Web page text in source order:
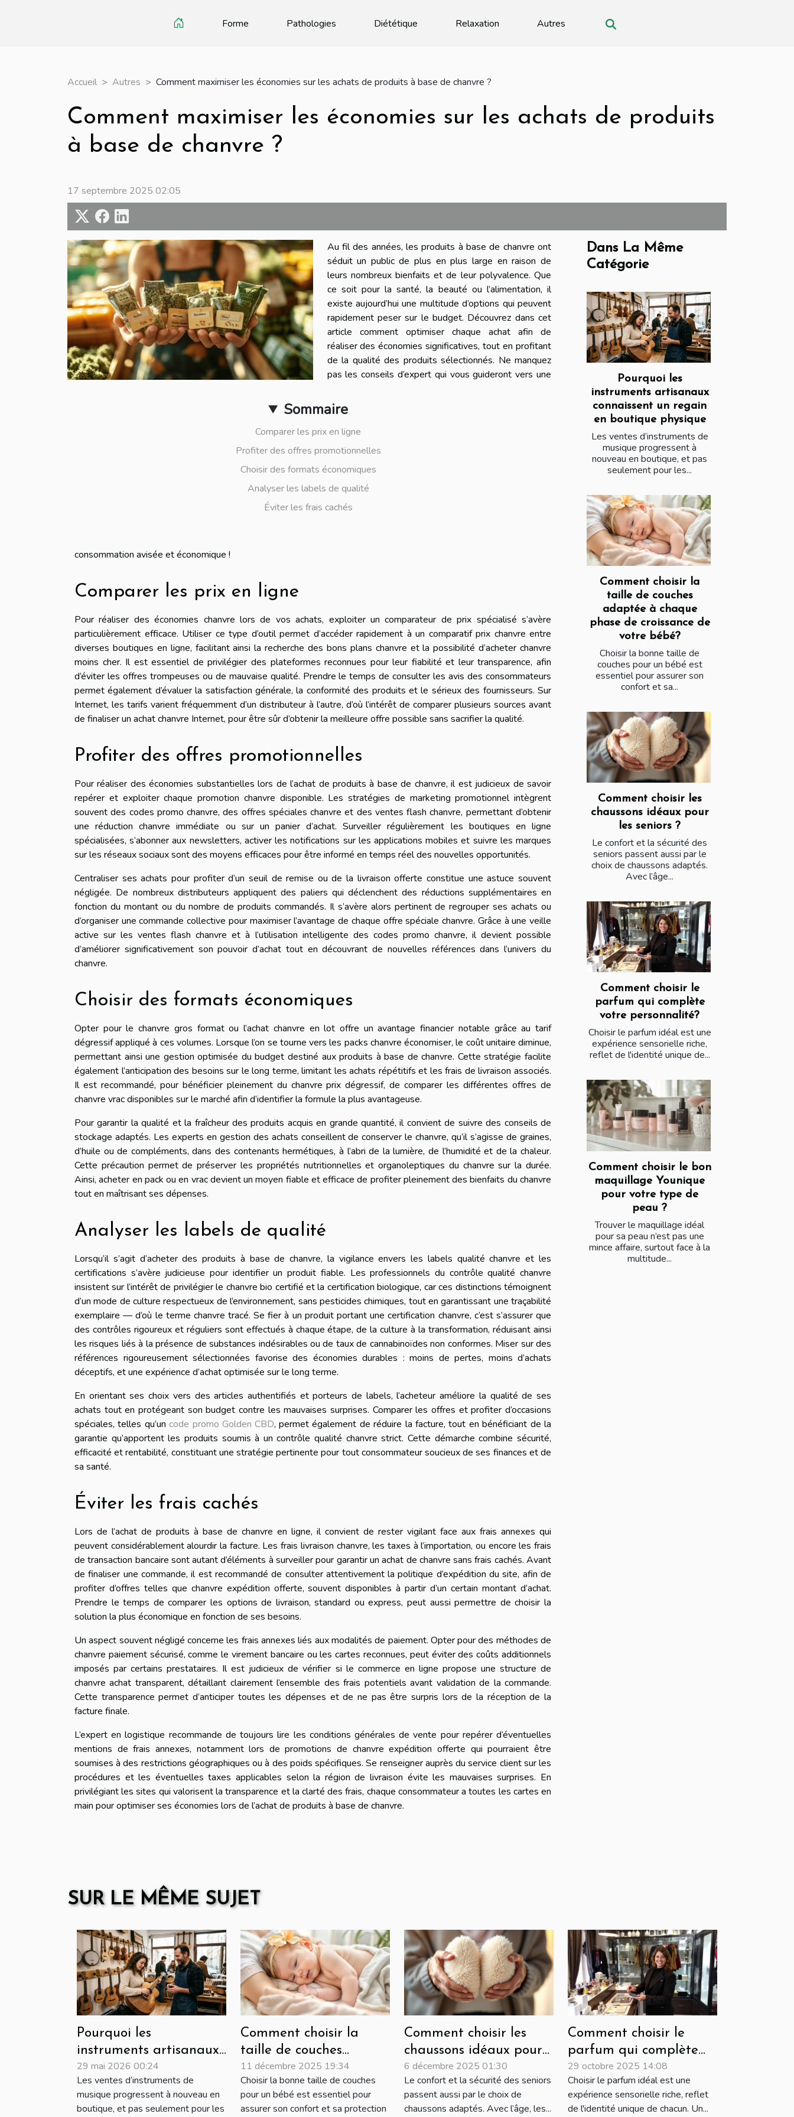
Forme Pathologies Diététique Relaxation Autres
Accueil Autres Comment maximiser les économies sur les achats de produits à base de chanvre ?
Comment maximiser les économies sur les achats de produits
à base de chanvre ?
17 septembre 2025 02:05
Sommaire
Comparer les prix en ligne
Profiter des offres promotionnelles
Choisir des formats économiques
Analyser les labels de qualité
Éviter les frais cachés
Au fil des années, les produits à base de chanvre ont
séduit un public de plus en plus large en raison de
leurs nombreux bienfaits et de leur polyvalence. Que
ce soit pour la santé, la beauté ou l’alimentation, il
existe aujourd’hui une multitude d’options qui peuvent
rapidement peser sur le budget. Découvrez dans cet
article comment optimiser chaque achat afin de
réaliser des économies significatives, tout en profitant
de la qualité des produits sélectionnés. Ne manquez
pas les conseils d’expert qui vous guideront vers une
consommation avisée et économique !
Comparer les prix en ligne
Pour réaliser des économies chanvre lors de vos achats, exploiter un comparateur de prix spécialisé s’avère
particulièrement efficace. Utiliser ce type d’outil permet d’accéder rapidement à un comparatif prix chanvre entre
diverses boutiques en ligne, facilitant ainsi la recherche des bons plans chanvre et la possibilité d’acheter chanvre
moins cher. Il est essentiel de privilégier des plateformes reconnues pour leur fiabilité et leur transparence, afin
d’éviter les offres trompeuses ou de mauvaise qualité. Prendre le temps de consulter les avis des consommateurs
permet également d’évaluer la satisfaction générale, la conformité des produits et le sérieux des fournisseurs. Sur
Internet, les tarifs varient fréquemment d’un distributeur à l’autre, d’où l’intérêt de comparer plusieurs sources avant
de finaliser un achat chanvre Internet, pour être sûr d’obtenir la meilleure offre possible sans sacrifier la qualité.
Profiter des offres promotionnelles
Pour réaliser des économies substantielles lors de l’achat de produits à base de chanvre, il est judicieux de savoir
repérer et exploiter chaque promotion chanvre disponible. Les stratégies de marketing promotionnel intègrent
souvent des codes promo chanvre, des offres spéciales chanvre et des ventes flash chanvre, permettant d’obtenir
une réduction chanvre immédiate ou sur un panier d’achat. Surveiller régulièrement les boutiques en ligne
spécialisées, s’abonner aux newsletters, activer les notifications sur les applications mobiles et suivre les marques
sur les réseaux sociaux sont des moyens efficaces pour être informé en temps réel des nouvelles opportunités.
Centraliser ses achats pour profiter d’un seuil de remise ou de la livraison offerte constitue une astuce souvent
négligée. De nombreux distributeurs appliquent des paliers qui déclenchent des réductions supplémentaires en
fonction du montant ou du nombre de produits commandés. Il s’avère alors pertinent de regrouper ses achats ou
d’organiser une commande collective pour maximiser l’avantage de chaque offre spéciale chanvre. Grâce à une veille
active sur les ventes flash chanvre et à l’utilisation intelligente des codes promo chanvre, il devient possible
d’améliorer significativement son pouvoir d’achat tout en découvrant de nouvelles références dans l’univers du
chanvre.
Choisir des formats économiques
Opter pour le chanvre gros format ou l’achat chanvre en lot offre un avantage financier notable grâce au tarif
dégressif appliqué à ces volumes. Lorsque l’on se tourne vers les packs chanvre économiser, le coût unitaire diminue,
permettant ainsi une gestion optimisée du budget destiné aux produits à base de chanvre. Cette stratégie facilite
également l’anticipation des besoins sur le long terme, limitant les achats répétitifs et les frais de livraison associés.
Il est recommandé, pour bénéficier pleinement du chanvre prix dégressif, de comparer les différentes offres de
chanvre vrac disponibles sur le marché afin d’identifier la formule la plus avantageuse.
Pour garantir la qualité et la fraîcheur des produits acquis en grande quantité, il convient de suivre des conseils de
stockage adaptés. Les experts en gestion des achats conseillent de conserver le chanvre, qu’il s’agisse de graines,
d’huile ou de compléments, dans des contenants hermétiques, à l’abri de la lumière, de l’humidité et de la chaleur.
Cette précaution permet de préserver les propriétés nutritionnelles et organoleptiques du chanvre sur la durée.
Ainsi, acheter en pack ou en vrac devient un moyen fiable et efficace de profiter pleinement des bienfaits du chanvre
tout en maîtrisant ses dépenses.
Analyser les labels de qualité
Lorsqu’il s’agit d’acheter des produits à base de chanvre, la vigilance envers les labels qualité chanvre et les
certifications s’avère judicieuse pour identifier un produit fiable. Les professionnels du contrôle qualité chanvre
insistent sur l’intérêt de privilégier le chanvre bio certifié et la certification biologique, car ces distinctions témoignent
d’un mode de culture respectueux de l’environnement, sans pesticides chimiques, tout en garantissant une traçabilité
exemplaire — d’où le terme chanvre tracé. Se fier à un produit portant une certification chanvre, c’est s’assurer que
des contrôles rigoureux et réguliers sont effectués à chaque étape, de la culture à la transformation, réduisant ainsi
les risques liés à la présence de substances indésirables ou de taux de cannabinoïdes non conformes. Miser sur des
références rigoureusement sélectionnées favorise des économies durables : moins de pertes, moins d’achats
déceptifs, et une expérience d’achat optimisée sur le long terme.
En orientant ses choix vers des articles authentifiés et porteurs de labels, l’acheteur améliore la qualité de ses
achats tout en protégeant son budget contre les mauvaises surprises. Comparer les offres et profiter d’occasions
spéciales, telles qu’un code promo Golden CBD, permet également de réduire la facture, tout en bénéficiant de la
garantie qu’apportent les produits soumis à un contrôle qualité chanvre strict. Cette démarche combine sécurité,
efficacité et rentabilité, constituant une stratégie pertinente pour tout consommateur soucieux de ses finances et de
sa santé.
Éviter les frais cachés
Lors de l’achat de produits à base de chanvre en ligne, il convient de rester vigilant face aux frais annexes qui
peuvent considérablement alourdir la facture. Les frais livraison chanvre, les taxes à l’importation, ou encore les frais
de transaction bancaire sont autant d’éléments à surveiller pour garantir un achat de chanvre sans frais cachés. Avant
de finaliser une commande, il est recommandé de consulter attentivement la politique d’expédition du site, afin de
profiter d’offres telles que chanvre expédition offerte, souvent disponibles à partir d’un certain montant d’achat.
Prendre le temps de comparer les options de livraison, standard ou express, peut aussi permettre de choisir la
solution la plus économique en fonction de ses besoins.
Un aspect souvent négligé concerne les frais annexes liés aux modalités de paiement. Opter pour des méthodes de
chanvre paiement sécurisé, comme le virement bancaire ou les cartes reconnues, peut éviter des coûts additionnels
imposés par certains prestataires. Il est judicieux de vérifier si le commerce en ligne propose une structure de
chanvre achat transparent, détaillant clairement l’ensemble des frais potentiels avant validation de la commande.
Cette transparence permet d’anticiper toutes les dépenses et de ne pas être surpris lors de la réception de la
facture finale.
L’expert en logistique recommande de toujours lire les conditions générales de vente pour repérer d’éventuelles
mentions de frais annexes, notamment lors de promotions de chanvre expédition offerte qui pourraient être
soumises à des restrictions géographiques ou à des poids spécifiques. Se renseigner auprès du service client sur les
procédures et les éventuelles taxes applicables selon la région de livraison évite les mauvaises surprises. En
privilégiant les sites qui valorisent la transparence et la clarté des frais, chaque consommateur a toutes les cartes en
main pour optimiser ses économies lors de l’achat de produits à base de chanvre.
Dans La Même
Catégorie
Pourquoi les
instruments artisanaux
connaissent un regain
en boutique physique
Les ventes d’instruments de
musique progressent à
nouveau en boutique, et pas
seulement pour les...
Comment choisir la
taille de couches
adaptée à chaque
phase de croissance de
votre bébé?
Choisir la bonne taille de
couches pour un bébé est
essentiel pour assurer son
confort et sa...
Comment choisir les
chaussons idéaux pour
les seniors ?
Le confort et la sécurité des
seniors passent aussi par le
choix de chaussons adaptés.
Avec l’âge...
Comment choisir le
parfum qui complète
votre personnalité?
Choisir le parfum idéal est une
expérience sensorielle riche,
reflet de l'identité unique de...
Comment choisir le bon
maquillage Younique
pour votre type de
peau ?
Trouver le maquillage idéal
pour sa peau n’est pas une
mince affaire, surtout face à la
multitude...
SUR LE MÊME SUJET
Pourquoi les
instruments artisanaux
connaissent un regain
en boutique physique
29 mai 2026 00:24
Les ventes d’instruments de
musique progressent à nouveau en
boutique, et pas seulement pour les
Comment choisir la
taille de couches
adaptée à chaque
phase de croissance de
votre bébé?
11 décembre 2025 19:34
Choisir la bonne taille de couches
pour un bébé est essentiel pour
assurer son confort et sa protection
Comment choisir les
chaussons idéaux pour
les seniors ?
6 décembre 2025 01:30
Le confort et la sécurité des seniors
passent aussi par le choix de
chaussons adaptés. Avec l’âge, les...
Comment choisir le
parfum qui complète
votre personnalité?
29 octobre 2025 14:08
Choisir le parfum idéal est une
expérience sensorielle riche, reflet
de l'identité unique de chacun. Un...